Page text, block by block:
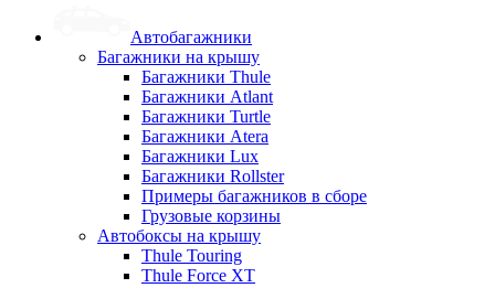
Автобагажники
Багажники на крышу
Багажники Thule
Багажники Atlant
Багажники Turtle
Багажники Atera
Багажники Lux
Багажники Rollster
Примеры багажников в сборе
Грузовые корзины
Автобоксы на крышу
Thule Touring
Thule Force XT